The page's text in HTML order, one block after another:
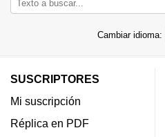
Cambiar idioma:
SUSCRIPTORES
Mi suscripción
Réplica en PDF